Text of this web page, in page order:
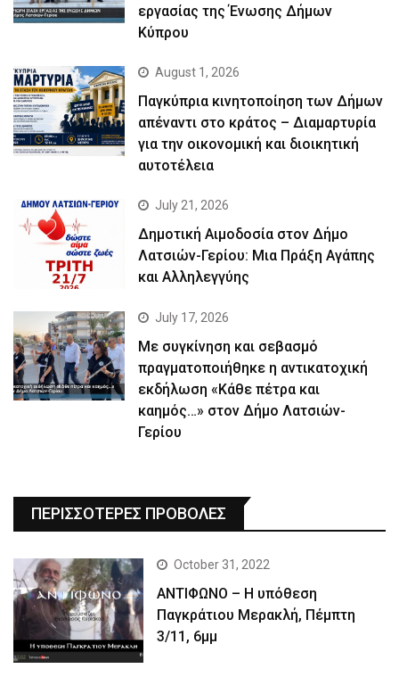
εργασίας της Ένωσης Δήμων
Κύπρου
August 1, 2026
Παγκύπρια κινητοποίηση των Δήμων
απέναντι στο κράτος – Διαμαρτυρία
για την οικονομική και διοικητική
αυτοτέλεια
July 21, 2026
Δημοτική Αιμοδοσία στον Δήμο
Λατσιών-Γερίου: Μια Πράξη Αγάπης
και Αλληλεγγύης
July 17, 2026
Με συγκίνηση και σεβασμό
πραγματοποιήθηκε η αντικατοχική
εκδήλωση «Κάθε πέτρα και
καημός…» στον Δήμο Λατσιών-
Γερίου
ΠΕΡΙΣΣΟΤΕΡΕΣ ΠΡΟΒΟΛΕΣ
October 31, 2022
ΑΝΤΙΦΩΝΟ – Η υπόθεση
Παγκράτιου Μερακλή, Πέμπτη
3/11, 6μμ